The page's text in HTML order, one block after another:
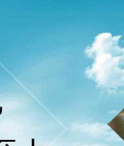
企业文化 临沂锚索锚具
临沂矿用网片
临沂锚固剂
临沂带式输送机